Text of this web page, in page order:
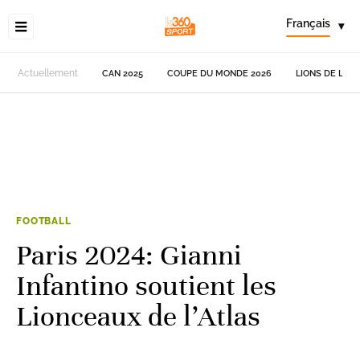
Français ▾
Actuellement CAN 2025 COUPE DU MONDE 2026 LIONS DE
FOOTBALL
Paris 2024: Gianni
Infantino soutient les
Lionceaux de l’Atlas